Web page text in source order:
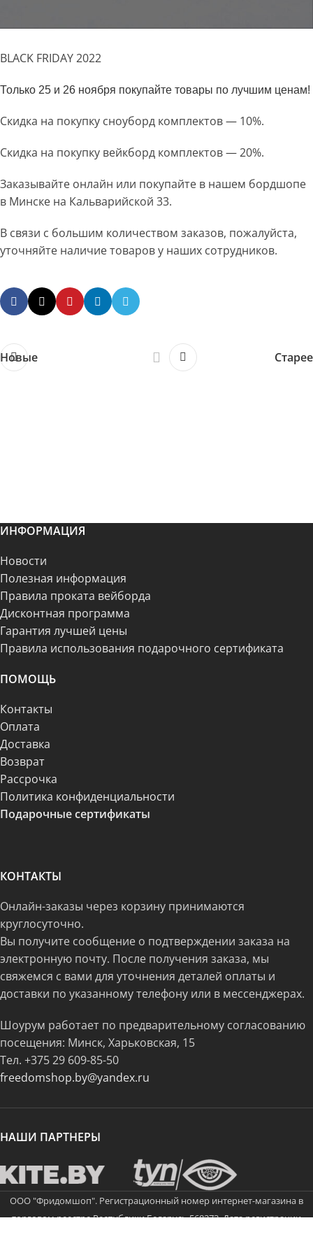
BLACK FRIDAY 2022
Только 25 и 26 ноября покупайте товары по лучшим ценам!
Скидка на покупку сноуборд комплектов — 10%.
Скидка на покупку вейкборд комплектов — 20%.
Заказывайте онлайн или покупайте в нашем бордшопе
в Минске на Кальварийской 33.
В связи с большим количеством заказов, пожалуйста,
уточняйте наличие товаров у наших сотрудников.
Новые Старее
ИНФОРМАЦИЯ
Новости
Полезная информация
Правила проката вейборда
Дисконтная программа
Гарантия лучшей цены
Правила использования подарочного сертификата
ПОМОЩЬ
Контакты
Оплата
Доставка
Возврат
Рассрочка
Политика конфиденциальности
Подарочные сертификаты
КОНТАКТЫ
Онлайн-заказы через корзину принимаются
круглосуточно.
Вы получите сообщение о подтверждении заказа на
электронную почту. После получения заказа, мы
свяжемся с вами для уточнения деталей оплаты и
доставки по указанному телефону или в мессенджерах.
Шоурум работает по предварительному согласованию
посещения: Минск, Харьковская, 15
Тел. +375 29 609-85-50
freedomshop.by@yandex.ru
НАШИ ПАРТНЕРЫ
ООО "Фридомшоп". Регистрационный номер интернет-магазина в
торговом реестре Республики Беларусь 568273. Дата регистрации